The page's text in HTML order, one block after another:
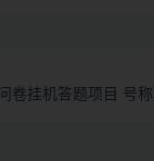
卷挂机答题项目 号